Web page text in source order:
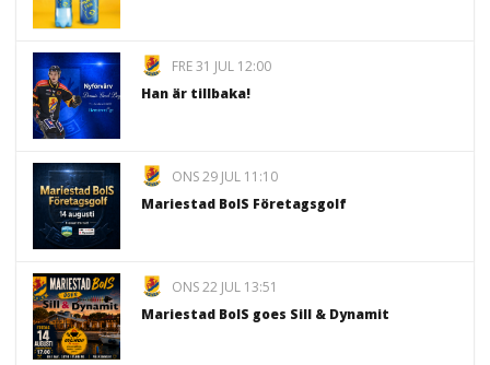
FRE 31 JUL 12:00
Han är tillbaka!
ONS 29 JUL 11:10
Mariestad BoIS Företagsgolf
ONS 22 JUL 13:51
Mariestad BoIS goes Sill & Dynamit